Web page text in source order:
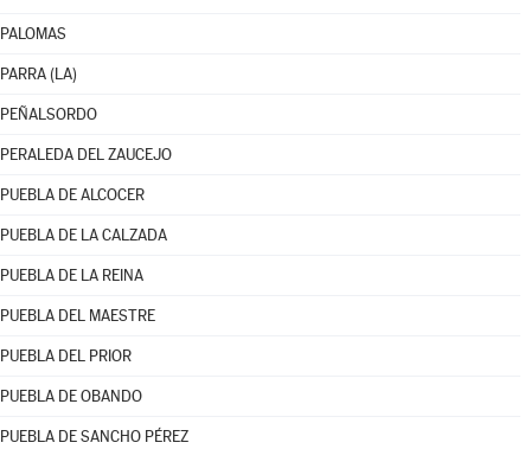
PALOMAS
PARRA (LA)
PEÑALSORDO
PERALEDA DEL ZAUCEJO
PUEBLA DE ALCOCER
PUEBLA DE LA CALZADA
PUEBLA DE LA REINA
PUEBLA DEL MAESTRE
PUEBLA DEL PRIOR
PUEBLA DE OBANDO
PUEBLA DE SANCHO PÉREZ